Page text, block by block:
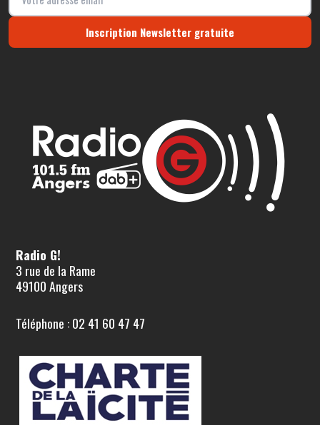
Inscription Newsletter gratuite
Radio G!
3 rue de la Rame
49100 Angers
Téléphone : 02 41 60 47 47